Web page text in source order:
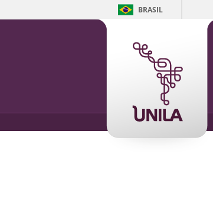
BRASIL